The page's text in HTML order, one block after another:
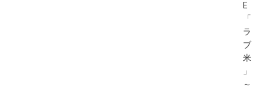
E
「
ラ
ブ
米
」
～